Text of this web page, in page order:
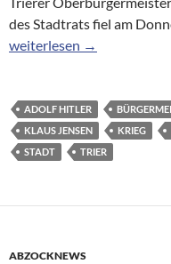
des Stadtrats fiel am
65 Jahre nach
weiterlesen →
ADOLF HITLER
KLAUS JENSEN
KRIEG
STADT
TRIER
ABZOCKNEWS